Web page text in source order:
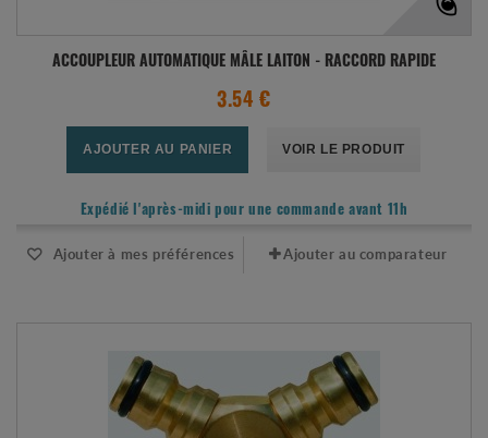
ACCOUPLEUR AUTOMATIQUE MÂLE LAITON - RACCORD RAPIDE
3.54 €
AJOUTER AU PANIER VOIR LE PRODUIT
Expédié l'après-midi pour une commande avant 11h
Ajouter à mes préférences Ajouter au comparateur